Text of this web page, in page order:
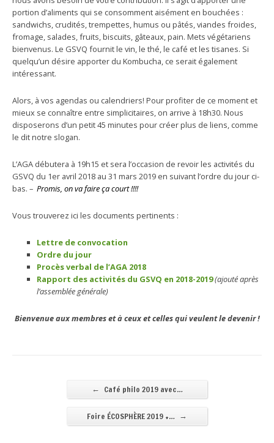
portion d’aliments qui se consomment aisément en bouchées :
sandwichs, crudités, trempettes, humus ou pâtés, viandes froides,
fromage, salades, fruits, biscuits, gâteaux, pain. Mets végétariens
bienvenus. Le GSVQ fournit le vin, le thé, le café et les tisanes. Si
quelqu’un désire apporter du Kombucha, ce serait également
intéressant.
Alors, à vos agendas ou calendriers! Pour profiter de ce moment et
mieux se connaître entre simplicitaires, on arrive à 18h30. Nous
disposerons d’un petit 45 minutes pour créer plus de liens, comme
le dit notre slogan.
L’AGA débutera à 19h15 et sera l’occasion de revoir les activités du
GSVQ du 1er avril 2018 au 31 mars 2019 en suivant l’ordre du jour ci-
bas. – Promis, on va faire ça court !!!!
Vous trouverez ici les documents pertinents :
Lettre de convocation
Ordre du jour
Procès verbal de l’AGA 2018
Rapport des activités du GSVQ en 2018-2019(ajouté après
l’assemblée générale)
Bienvenue aux membres et à ceux et celles qui veulent le devenir !
← Café philo 2019 avec…
Foire ÉCOSPHÈRE 2019 +… →